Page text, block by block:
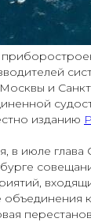
и
изданию
в июле
объединения